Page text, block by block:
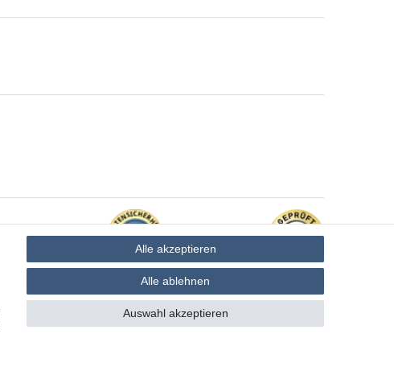
Alle akzeptieren
Alle ablehnen
Auswahl akzeptieren